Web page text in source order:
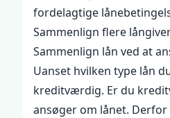
fordelagtige
Sammenlign flere
Sammenlign lån ved at
Uanset hvilken type lån
kreditværdig. Er du
ansøger om lånet.